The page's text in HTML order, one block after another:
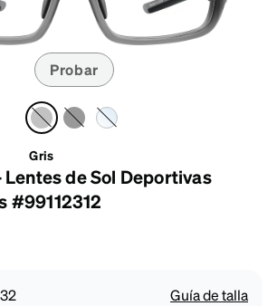
Probar
Gris
de Sol Deportivas
#99112312
Guía de talla